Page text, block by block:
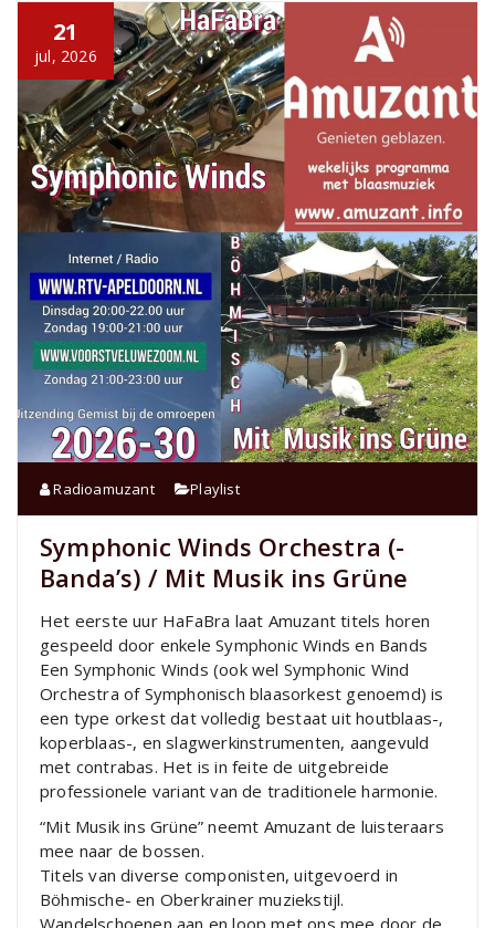
21
jul, 2026
Radioamuzant Playlist
Symphonic Winds Orchestra (-
Banda’s) / Mit Musik ins Grüne
Het eerste uur HaFaBra laat Amuzant titels horen
gespeeld door enkele Symphonic Winds en Bands
Een Symphonic Winds (ook wel Symphonic Wind
Orchestra of Symphonisch blaasorkest genoemd) is
een type orkest dat volledig bestaat uit houtblaas-,
koperblaas-, en slagwerkinstrumenten, aangevuld
met contrabas. Het is in feite de uitgebreide
professionele variant van de traditionele harmonie.
“Mit Musik ins Grüne” neemt Amuzant de luisteraars
mee naar de bossen.
Titels van diverse componisten, uitgevoerd in
Böhmische- en Oberkrainer muziekstijl.